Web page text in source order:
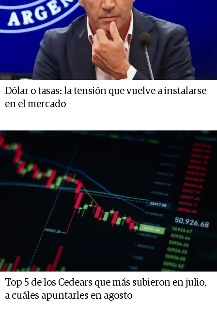
Dólar o tasas: la tensión que vuelve a instalarse
en el mercado
Top 5 de los Cedears que más subieron en julio,
a cuáles apuntarles en agosto